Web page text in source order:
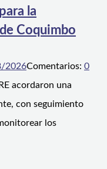
la
Coquimbo
2026Comentarios: 0
acordaron una
con seguimiento
los